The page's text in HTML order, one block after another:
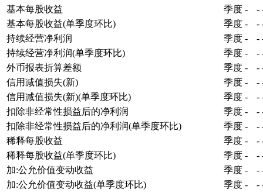
基本每股收益
季度 - -
基本每股收益(单季度环比)
季度 - -
持续经营净利润
季度 - -
持续经营净利润(单季度环比)
季度 - -
外币报表折算差额
季度 - -
信用减值损失(新)
季度 - -
信用减值损失(新)(单季度环比)
季度 - -
扣除非经常性损益后的净利润
季度 - -
扣除非经常性损益后的净利润(单季度环比)
季度 - -
稀释每股收益
季度 - -
稀释每股收益(单季度环比)
季度 - -
加:公允价值变动收益
季度 - -
加:公允价值变动收益(单季度环比)
季度 - -